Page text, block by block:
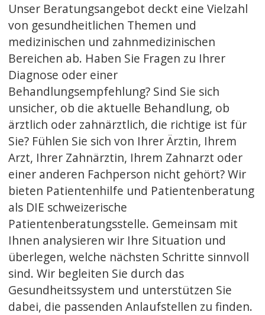
Unser Beratungsangebot deckt eine Vielzahl
von gesundheitlichen Themen und
medizinischen und zahnmedizinischen
Bereichen ab. Haben Sie Fragen zu Ihrer
Diagnose oder einer
Behandlungsempfehlung? Sind Sie sich
unsicher, ob die aktuelle Behandlung, ob
ärztlich oder zahnärztlich, die richtige ist für
Sie? Fühlen Sie sich von Ihrer Ärztin, Ihrem
Arzt, Ihrer Zahnärztin, Ihrem Zahnarzt oder
einer anderen Fachperson nicht gehört? Wir
bieten Patientenhilfe und Patientenberatung
als DIE schweizerische
Patientenberatungsstelle. Gemeinsam mit
Ihnen analysieren wir Ihre Situation und
überlegen, welche nächsten Schritte sinnvoll
sind. Wir begleiten Sie durch das
Gesundheitssystem und unterstützen Sie
dabei, die passenden Anlaufstellen zu finden.